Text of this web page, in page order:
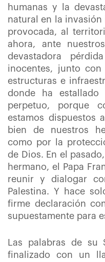
humanas y la
natural en la invasión
provocada, al
ahora, ante
devastadora
inocentes, junto
estructuras e
donde ha estallado
perpetuo, porque
estamos dispuestos
bien de nuestros
como por la
de Dios. En el
hermano, el Papa
reunir y dialogar
Palestina. Y hace
firme declaración
supuestamente para
Las palabras de su
finalizado con un